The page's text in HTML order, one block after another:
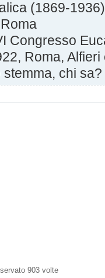
(1869-
Congresso
Roma,
chi sa?
903 volte